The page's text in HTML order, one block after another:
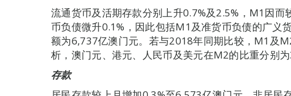
流通货币及活期存款分别上升0.7%及2.5%，M1因而
币负债微升0.1%，因此包括M1及准货币负债的广义
额为6,737亿澳门元。若与2018年同期比较，M1及
析，澳门元、港元、人民币及美元在M2的比重分别
存款